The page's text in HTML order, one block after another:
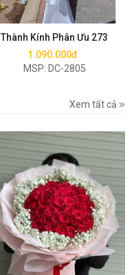
Thành Kính Phân Ưu 273
1.090.000đ
MSP: DC-2805
Mua ngay
Xem tất cả